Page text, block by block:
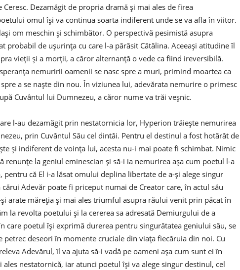
Dezamăgit de propria dramă și mai ales de firea
omul își va continua soarta indiferent unde se va afla în viitor.
om meschin și schimbător. O perspectivă pesimistă asupra
de ușurința cu care l-a părăsit Cătălina. Aceeași atitudine îl
vieții și a morții, a căror alternanță o vede ca fiind ireversibilă.
nemuririi oamenii se nasc spre a muri, primind moartea ca
a se naște din nou. În viziunea lui, adevărata nemurire o primesc
Cuvântul lui Dumnezeu, a căror nume va trăi veșnic.
l-au dezamăgit prin nestatornicia lor, Hyperion trăiește nemurirea
prin Cuvântul Său cel dintâi. Pentru el destinul a fost hotărât de
și indiferent de voința lui, acesta nu-i mai poate fi schimbat. Nimic
renunțe la geniul eminescian și să-i ia nemurirea așa cum poetul l-a
că El i-a lăsat omului deplina libertate de a-și alege singur
Adevăr poate fi priceput numai de Creator care, în actul său
și arate măreția și mai ales triumful asupra răului venit prin păcat în
la revolta poetului și la cererea sa adresată Demiurgului de a
care poetul își exprimă durerea pentru singurătatea geniului său, se
petrec deseori în momente cruciale din viața fiecăruia din noi. Cu
Adevărul, îl va ajuta să-i vadă pe oameni așa cum sunt ei în
nestatornică, iar atunci poetul își va alege singur destinul, cel